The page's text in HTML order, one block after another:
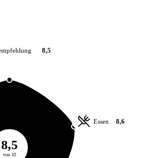
8,5
von 10
8,5
Essen 8,6